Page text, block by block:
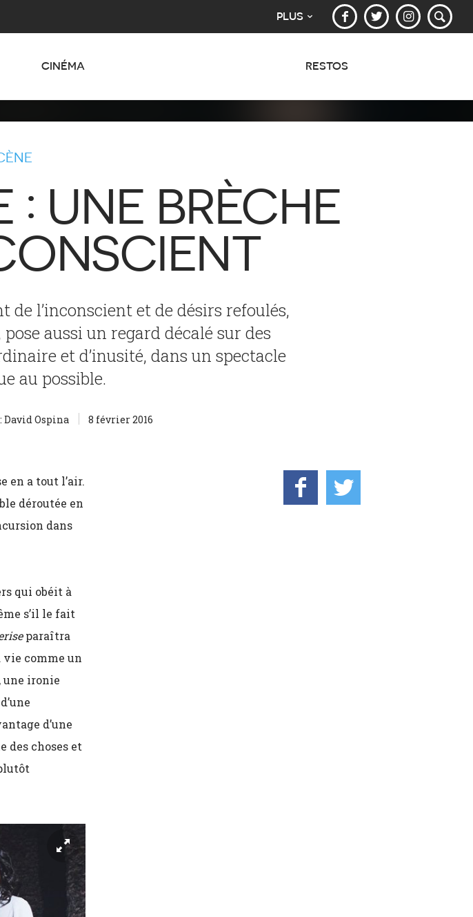
PLUS
CINÉMA RESTOS
: UNE BRÈCHE
l’inconscient et de désirs refoulés,
pose aussi un regard décalé sur des
et d’inusité, dans un spectacle
au possible.
David Ospina 8 février 2016
en a tout l’air.
déroutée en
dans
qui obéit à
s’il le fait
paraîtra
vie comme un
une ironie
d’une
des choses et